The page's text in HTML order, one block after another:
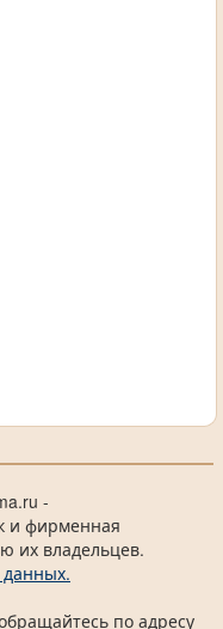
-
и фирменная
их владельцев.
по адресу